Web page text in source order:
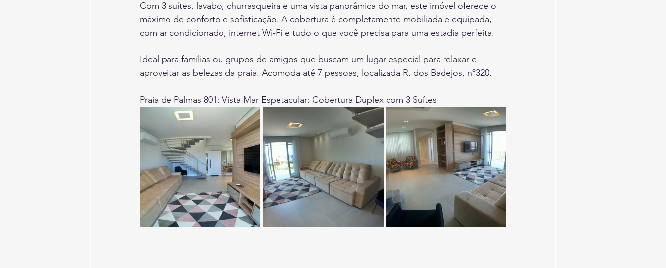
Com 3 suítes, lavabo, churrasqueira e uma vista panorâmica do mar, este imóvel oferece o
máximo de conforto e sofisticação. A cobertura é completamente mobiliada e equipada,
com ar condicionado, internet Wi-Fi e tudo o que você precisa para uma estadia perfeita.
Ideal para famílias ou grupos de amigos que buscam um lugar especial para relaxar e
aproveitar as belezas da praia. Acomoda até 7 pessoas, localizada R. dos Badejos, nº320.
Praia de Palmas 801: Vista Mar Espetacular: Cobertura Duplex com 3 Suítes